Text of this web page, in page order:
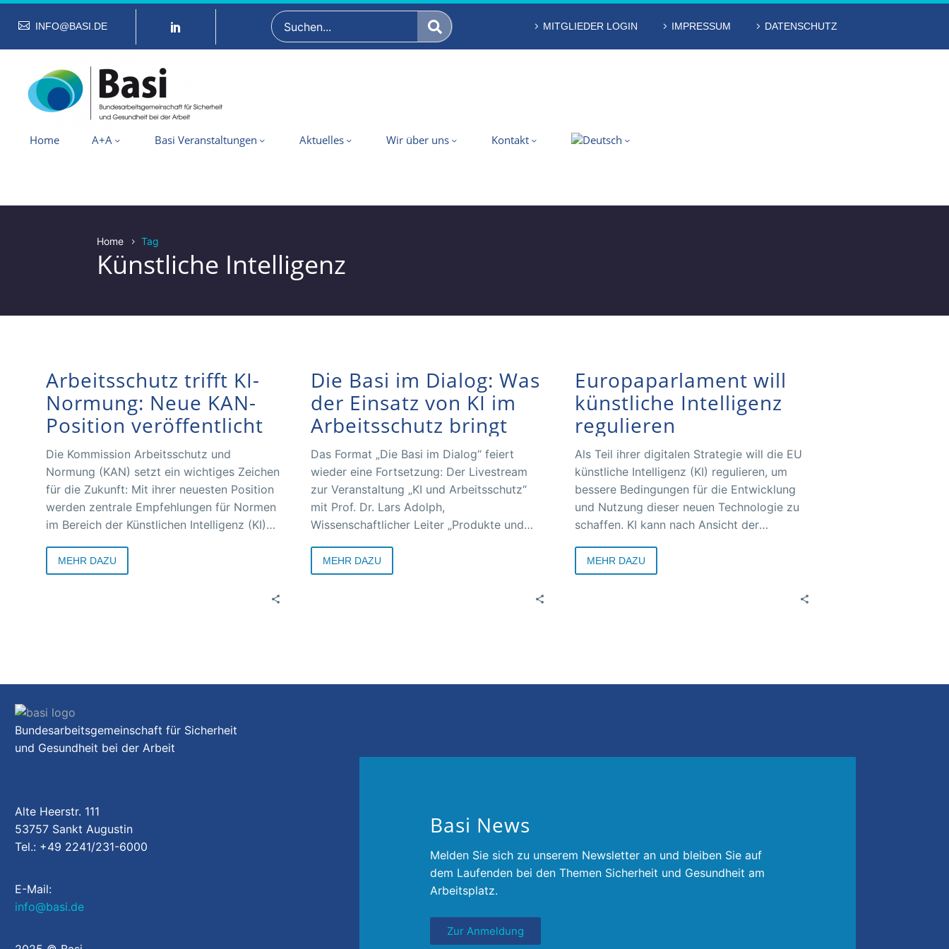
INFO@BASI.DE MITGLIEDER LOGIN IMPRESSUM DATENSCHUTZ
Home A+A Basi Veranstaltungen Aktuelles Wir über uns Kontakt
Home Tag
Künstliche Intelligenz
Arbeitsschutz trifft KI-
Normung: Neue KAN-
Position veröffentlicht
Die Kommission Arbeitsschutz und
Normung (KAN) setzt ein wichtiges Zeichen
für die Zukunft: Mit ihrer neuesten Position
werden zentrale Empfehlungen für Normen
im Bereich der Künstlichen Intelligenz (KI)
essenzieller Arbeitsschutzaspekte.
MEHR DAZU
Die Basi im Dialog: Was
der Einsatz von KI im
Arbeitsschutz bringt
Das Format „Die Basi im Dialog“ feiert
wieder eine Fortsetzung: Der Livestream
zur Veranstaltung „KI und Arbeitsschutz“
mit Prof. Dr. Lars Adolph,
Wissenschaftlicher Leiter „Produkte und
der Bundesanstalt für Arbeitsschutz und
Arbeitsmedizin (BAuA) ist online.
MEHR DAZU
Europaparlament will
künstliche Intelligenz
regulieren
Als Teil ihrer digitalen Strategie will die EU
künstliche Intelligenz (KI) regulieren, um
bessere Bedingungen für die Entwicklung
und Nutzung dieser neuen Technologie zu
schaffen. KI kann nach Ansicht der
bringen, zum Beispiel eine bessere
Gesundheitsfürsorge, einen sichereren und
MEHR DAZU
Bundesarbeitsgemeinschaft für Sicherheit
und Gesundheit bei der Arbeit
Alte Heerstr. 111
53757 Sankt Augustin
Tel.: +49 2241/231-6000
E-Mail:
info@basi.de
Basi News
Melden Sie sich zu unserem Newsletter an und bleiben Sie auf
dem Laufenden bei den Themen Sicherheit und Gesundheit am
Arbeitsplatz.
Zur Anmeldung